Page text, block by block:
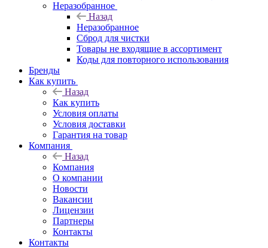
Неразобранное
Назад
Неразобранное
Сброд для чистки
Товары не входящие в ассортимент
Коды для повторного использования
Бренды
Как купить
Назад
Как купить
Условия оплаты
Условия доставки
Гарантия на товар
Компания
Назад
Компания
О компании
Новости
Вакансии
Лицензии
Партнеры
Контакты
Контакты